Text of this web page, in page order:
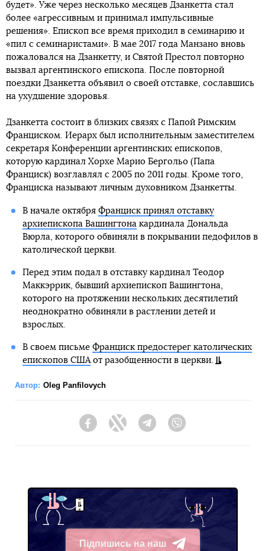
будет». Уже через несколько месяцев Дзанкетта стал
более «агрессивным и принимал импульсивные
решения». Епископ все время приходил в семинарию и
«пил с семинаристами». В мае 2017 года Манзано вновь
пожаловался на Дзанкетту, и Святой Престол повторно
вызвал аргентинского епископа. После повторной
поездки Дзанкетта объявил о своей отставке, сославшись
на ухудшение здоровья.
Дзанкетта состоит в близких связях с Папой Римским
Франциском. Иерарх был исполнительным заместителем
секретаря Конференции аргентинских епископов,
которую кардинал Хорхе Марио Бергольо (Папа
Франциск) возглавлял с 2005 по 2011 годы. Кроме того,
Франциска называют личным духовником Дзанкетты.
В начале октября Франциск принял отставку
архиепископа Вашингтонакардинала Дональда
Вюрла, которого обвиняли в покрывании педофилов в
католической церкви.
Перед этим подал в отставку кардинал Теодор
Маккэррик, бывший архиепископ Вашингтона,
которого на протяжении нескольких десятилетий
неоднократно обвиняли в растлении детей и
взрослых.
В своем письме Франциск предостерег католических
епископов СШАот разобщенности в церкви.
Автор: Oleg Panfilovych
FacebookTwitter Telegram
Підпишись на наш